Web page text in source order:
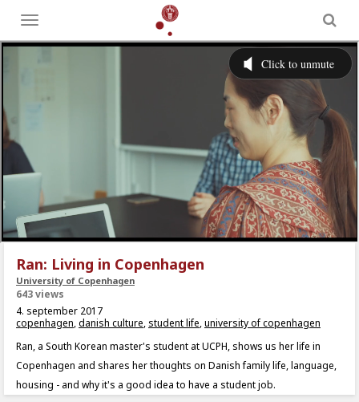
Toggle
menu
Ran: Living in Copenhagen
University of Copenhagen
643 views
4. september 2017
copenhagen,danish culture, student life,university of copenhagen
Ran, a South Korean master's student at UCPH, shows us her life in
Copenhagen and shares her thoughts on Danish family life, language,
housing - and why it's a good idea to have a student job.